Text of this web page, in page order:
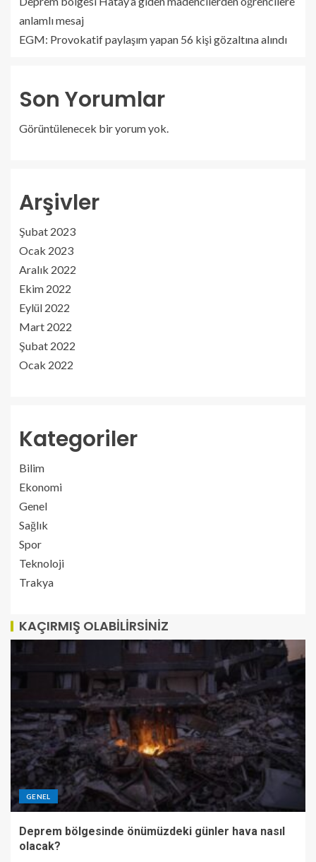
anlamlı mesaj
EGM: Provokatif paylaşım yapan 56 kişi gözaltına alındı
Son Yorumlar
Görüntülenecek bir yorum yok.
Arşivler
Şubat 2023
Ocak 2023
Aralık 2022
Ekim 2022
Eylül 2022
Mart 2022
Şubat 2022
Ocak 2022
Kategoriler
Bilim
Ekonomi
Genel
Sağlık
Spor
Teknoloji
Trakya
KAÇIRMIŞ OLABILIRSINIZ
GENEL
Deprem bölgesinde önümüzdeki günler hava nasıl
olacak?